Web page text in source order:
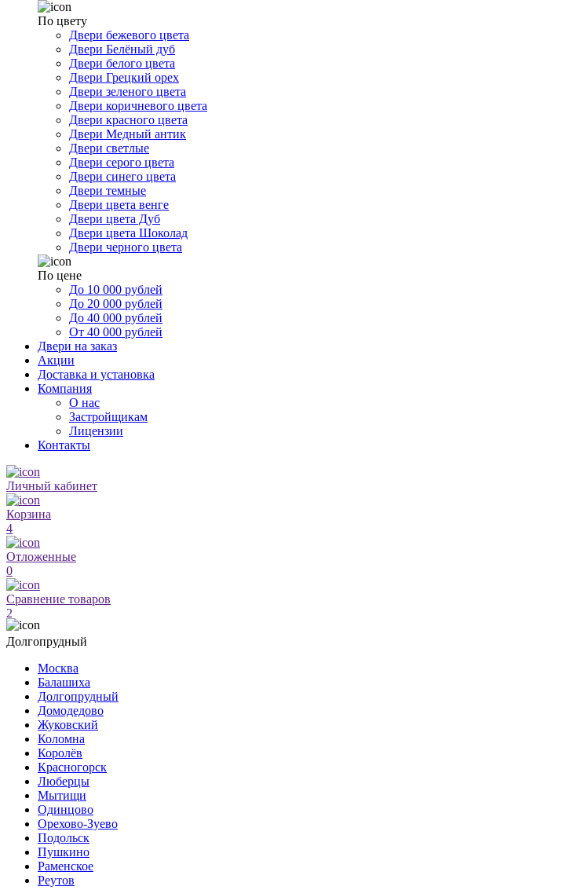
По цвету
Двери бежевого цвета
Двери Белёный дуб
Двери белого цвета
Двери Грецкий орех
Двери зеленого цвета
Двери коричневого цвета
Двери красного цвета
Двери Медный антик
Двери светлые
Двери серого цвета
Двери синего цвета
Двери темные
Двери цвета венге
Двери цвета Дуб
Двери цвета Шоколад
Двери черного цвета
По цене
До 10 000 рублей
До 20 000 рублей
До 40 000 рублей
От 40 000 рублей
Двери на заказ
Акции
Доставка и установка
Компания
О нас
Застройщикам
Лицензии
Контакты
Личный кабинет
Корзина
4
Отложенные
0
Сравнение товаров
2
Долгопрудный
Москва
Балашиха
Долгопрудный
Домодедово
Жуковский
Коломна
Королёв
Красногорск
Люберцы
Мытищи
Одинцово
Орехово-Зуево
Подольск
Пушкино
Раменское
Реутов